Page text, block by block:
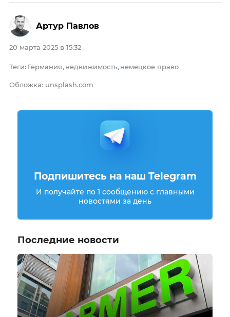
20 марта 2025 в 15:32
Теги: Германия, недвижимость, немецкое право
Обложка: unsplash.com
Артур Павлов
Подпишитесь на наш Telegram
И получайте по 1 сообщению с главными
новостями за день
Последние новости